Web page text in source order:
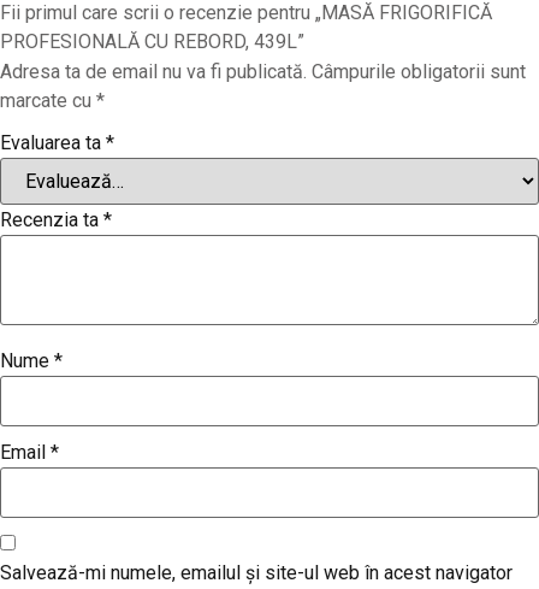
Fii primul care scrii o recenzie pentru „MASĂ FRIGORIFICĂ
PROFESIONALĂ CU REBORD, 439L”
Adresa ta de email nu va fi publicată. Câmpurile obligatorii sunt
marcate cu *
Evaluarea ta *
Recenzia ta *
Nume *
Email *
Salvează-mi numele, emailul și site-ul web în acest navigator